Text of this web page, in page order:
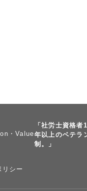
・Value
リシー
「社労士資格
年以上のベテラ
制。」